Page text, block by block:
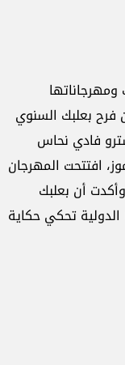
فرح بعلبك السنوي
فادي نحاس
افتتحت المهرجان
أن بعلبك
تحكي حكاية